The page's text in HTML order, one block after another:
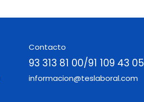
Contacto
93 313 81 00/91 109 43 05
informacion@teslaboral.com